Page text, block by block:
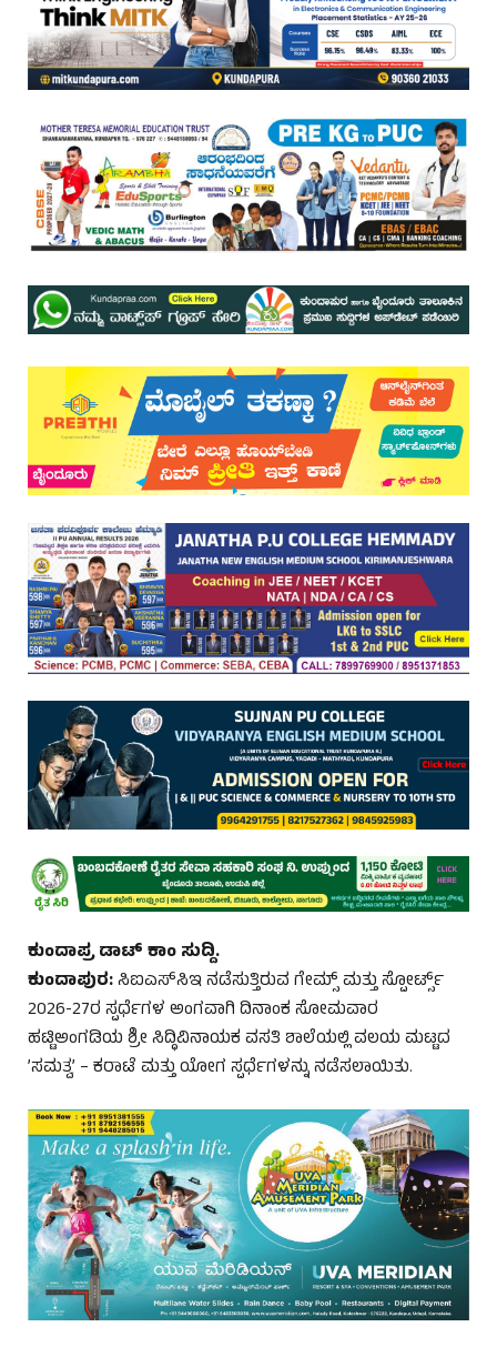
ಕುಂದಾಪ್ರ ಡಾಟ್‌ ಕಾಂ ಸುದ್ದಿ.
ಕುಂದಾಪುರ:ಸಿಐಎಸ್‌ಸಿಇ ನಡೆಸುತ್ತಿರುವ ಗೇಮ್ಸ್ ಮತ್ತು ಸ್ಪೋರ್ಟ್ಸ್
2026-27ರ ಸ್ಪರ್ಧೆಗಳ ಅಂಗವಾಗಿ ದಿನಾಂಕ ಸೋಮವಾರ
ಹಟ್ಟಿಅಂಗಡಿಯ ಶ್ರೀ ಸಿದ್ಧಿವಿನಾಯಕ ವಸತಿ ಶಾಲೆಯಲ್ಲಿ ವಲಯ ಮಟ್ಟದ
’ಸಮತ್ವ’ – ಕರಾಟೆ ಮತ್ತು ಯೋಗ ಸ್ಪರ್ಧೆಗಳನ್ನು ನಡೆಸಲಾಯಿತು.